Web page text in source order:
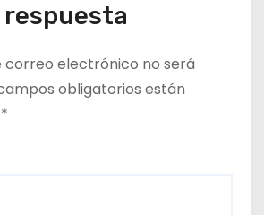
respuesta
correo electrónico no será
obligatorios están
*